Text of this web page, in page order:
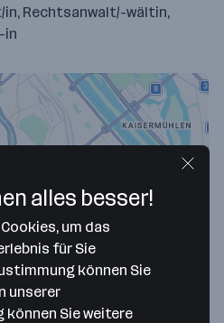
Rechtsanwalt/-wältin,
in
Map data ©2026 Google
GmbH
alles besser!
um das
für Sie
können Sie
unserer
können Sie weitere